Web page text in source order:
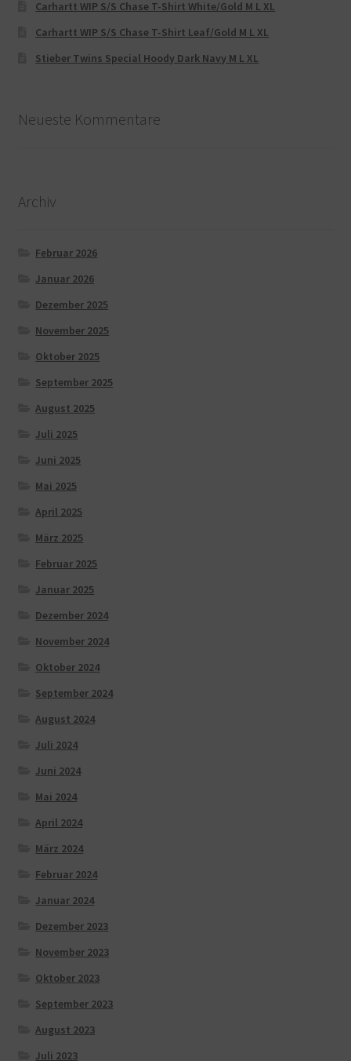
Carhartt WIP S/S Chase T-Shirt White/Gold M L XL
Carhartt WIP S/S Chase T-Shirt Leaf/Gold M L XL
Stieber Twins Special Hoody Dark Navy M L XL
Neueste Kommentare
Archiv
Februar 2026
Januar 2026
Dezember 2025
November 2025
Oktober 2025
September 2025
August 2025
Juli 2025
Juni 2025
Mai 2025
April 2025
März 2025
Februar 2025
Januar 2025
Dezember 2024
November 2024
Oktober 2024
September 2024
August 2024
Juli 2024
Juni 2024
Mai 2024
April 2024
März 2024
Februar 2024
Januar 2024
Dezember 2023
November 2023
Oktober 2023
September 2023
August 2023
Juli 2023